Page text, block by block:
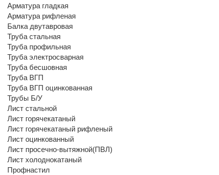
Арматура гладкая
Арматура рифленая
Балка двутавровая
Труба стальная
Труба профильная
Труба электросварная
Труба бесшовная
Труба ВГП
Труба ВГП оцинкованная
Трубы Б/У
Лист стальной
Лист горячекатаный
Лист горячекатаный рифленый
Лист оцинкованный
Лист просечно-вытяжной(ПВЛ)
Лист холоднокатаный
Профнастил